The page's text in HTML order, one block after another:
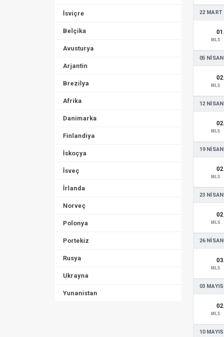
İsviçre
Belçika
Avusturya
Arjantin
Brezilya
Afrika
Danimarka
Finlandiya
İskoçya
İsveç
İrlanda
Norveç
Polonya
Portekiz
Rusya
Ukrayna
Yunanistan
22 MART
MLS
05
MLS
12
MLS
19
MLS
23
MLS
26
MLS
03
MLS
10